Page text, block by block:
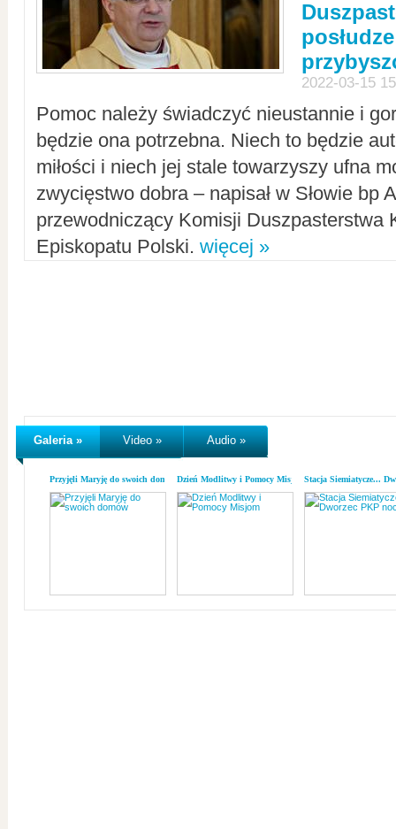
2022-03-15
Pomoc należy świadczyć nieustannie i
będzie ona potrzebna. Niech to będzie
miłości i niech jej stale towarzyszy ufna
zwycięstwo dobra – napisał w Słowie bp
przewodniczący Komisji Duszpasterstwa
Episkopatu Polski. więcej »
Galeria » Video » Audio »
Przyjęli Maryję do swoich domówDzień Modlitwy i Pomocy MisjomStacja Siemiatycze...